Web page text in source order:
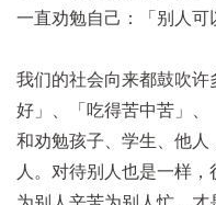
一直劝勉自己：「别人可
我们的社会向来都鼓吹
好」、「吃得苦中苦」
和劝勉孩子、学生、他
人。对待别人也是一样